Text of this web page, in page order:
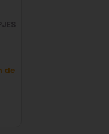
de